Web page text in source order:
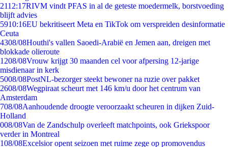
2112:17RIVM vindt PFAS in al de geteste moedermelk, borstvoeding
blijft advies
5910:16EU bekritiseert Meta en TikTok om verspreiden desinformatie
Ceuta
4308/08Houthi's vallen Saoedi-Arabië en Jemen aan, dreigen met
blokkade olieroute
1208/08Vrouw krijgt 30 maanden cel voor afpersing 12-jarige
misdienaar in kerk
5008/08PostNL-bezorger steekt bewoner na ruzie over pakket
2608/08Wegpiraat scheurt met 146 km/u door het centrum van
Amsterdam
708/08Aanhoudende droogte veroorzaakt scheuren in dijken Zuid-
Holland
008/08Van de Zandschulp overleeft matchpoints, ook Griekspoor
verder in Montreal
108/08Excelsior opent seizoen met ruime zege op promovendus